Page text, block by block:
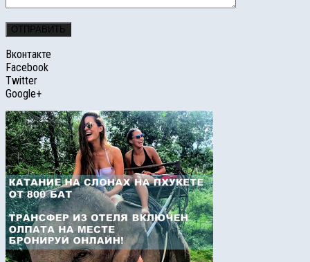
Вконтакте
Facebook
Twitter
Google+